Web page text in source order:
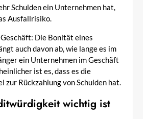
Schulden ein Unternehmen hat,
Ausfallrisiko.
Die Bonität eines
auch davon ab, wie lange es im
ein Unternehmen im Geschäft
ist es, dass es die
Rückzahlung von Schulden hat.
wichtig ist